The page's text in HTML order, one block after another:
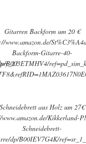
Gitarren Backform um 20 €
www.amazon.de/
Backform-Gitarre-40-
B003ETMHV4/
Schneidebrett aus Holz um 27€
Kikkerland-
Schneidebrett-
dp/B00IEV7G4K/